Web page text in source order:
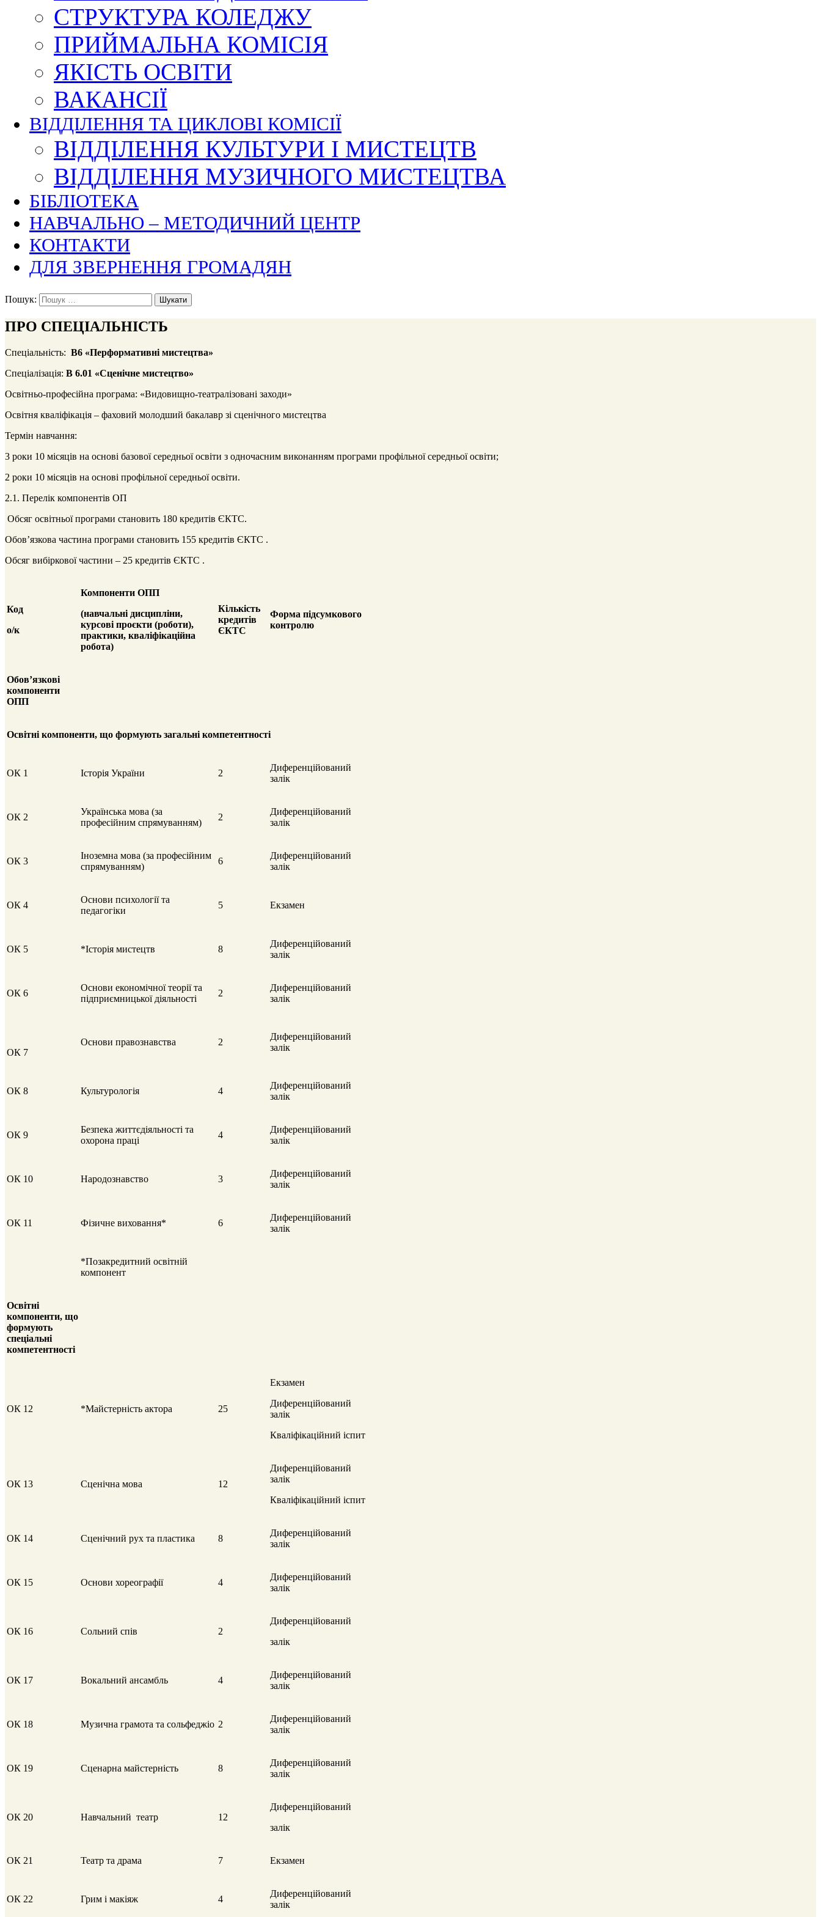
СТРУКТУРА КОЛЕДЖУ
ПРИЙМАЛЬНА КОМІСІЯ
ЯКІСТЬ ОСВІТИ
ВАКАНСІЇ
ВІДДІЛЕННЯ ТА ЦИКЛОВІ КОМІСІЇ
ВІДДІЛЕННЯ КУЛЬТУРИ І МИСТЕЦТВ
ВІДДІЛЕННЯ МУЗИЧНОГО МИСТЕЦТВА
БІБЛІОТЕКА
НАВЧАЛЬНО – МЕТОДИЧНИЙ ЦЕНТР
КОНТАКТИ
ДЛЯ ЗВЕРНЕННЯ ГРОМАДЯН
Пошук:
ПРО СПЕЦІАЛЬНІСТЬ
Спеціальність: В6 «Перформативні мистецтва»
Спеціалізація: В 6.01 «Сценічне мистецтво»
Освітньо-професійна програма: «Видовищно-театралізовані заходи»
Освітня кваліфікація – фаховий молодший бакалавр зі сценічного мистецтва
Термін навчання:
3 роки 10 місяців на основі базової середньої освіти з одночасним виконанням програми профільної середньої освіти;
2 роки 10 місяців на основі профільної середньої освіти.
2.1. Перелік компонентів ОП
Обсяг освітньої програми становить 180 кредитів ЄКТС.
Обов’язкова частина програми становить 155 кредитів ЄКТС .
Обсяг вибіркової частини – 25 кредитів ЄКТС .
Код
о/к
Компоненти ОПП
(навчальні дисципліни,
курсові проєкти (роботи),
практики, кваліфікаційна
робота)
Кількість
кредитів
ЄКТС
Форма підсумкового
контролю
Обов’язкові
компоненти
ОПП
Освітні компоненти, що формують загальні компетентності
ОК 1 Історія України 2
Диференційований
залік
ОК 2
Українська мова (за
професійним спрямуванням)
2
Диференційований
залік
ОК 3
Іноземна мова (за професійним
спрямуванням)
6
Диференційований
залік
ОК 4
Основи психології та
педагогіки
5 Екзамен
ОК 5 *Історія мистецтв 8
Диференційований
залік
ОК 6
Основи економічної теорії та
підприємницької діяльності
2
Диференційований
залік
ОК 7
Основи правознавства 2
Диференційований
залік
ОК 8 Культурологія 4
Диференційований
залік
ОК 9
Безпека життєдіяльності та
охорона праці
4
Диференційований
залік
ОК 10 Народознавство 3
Диференційований
залік
ОК 11 Фізичне виховання* 6
Диференційований
залік
*Позакредитний освітній
компонент
Освітні
компоненти, що
формують
спеціальні
компетентності
ОК 12 *Майстерність актора 25
Екзамен
Диференційований
залік
Кваліфікаційний іспит
ОК 13 Сценічна мова 12
Диференційований
залік
Кваліфікаційний іспит
ОК 14 Сценічний рух та пластика 8
Диференційований
залік
ОК 15 Основи хореографії 4
Диференційований
залік
ОК 16 Сольний спів 2
Диференційований
залік
ОК 17 Вокальний ансамбль 4
Диференційований
залік
ОК 18 Музична грамота та сольфеджіо 2
Диференційований
залік
ОК 19 Сценарна майстерність 8
Диференційований
залік
ОК 20 Навчальний театр 12
Диференційований
залік
ОК 21 Театр та драма 7 Екзамен
ОК 22 Грим і макіяж 4
Диференційований
залік